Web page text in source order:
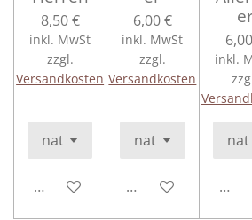
8,50 €
inkl. MwSt
zzgl.
Versandkosten
In den Warenkorb
6,00 €
inkl. MwSt
zzgl.
Versandkosten
In den Warenkorb
inkl.
In